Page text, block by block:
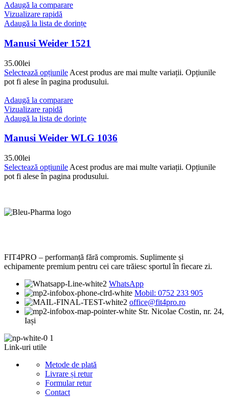
Adaugă la comparare
Vizualizare rapidă
Adaugă la lista de dorințe
Manusi Weider 1521
35.00lei
Selectează opțiunile Acest produs are mai multe variații. Opțiunile
pot fi alese în pagina produsului.
Adaugă la comparare
Vizualizare rapidă
Adaugă la lista de dorințe
Manusi Weider WLG 1036
35.00lei
Selectează opțiunile Acest produs are mai multe variații. Opțiunile
pot fi alese în pagina produsului.
FIT4PRO – performanță fără compromis. Suplimente și
echipamente premium pentru cei care trăiesc sportul în fiecare zi.
WhatsApp
Mobil: 0752 233 905
office@fit4pro.ro
Str. Nicolae Costin, nr. 24,
Iași
Link-uri utile
Metode de plată
Livrare și retur
Formular retur
Contact